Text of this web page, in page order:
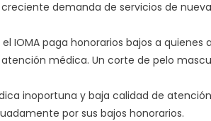
demanda de servicios de
IOMA paga honorarios bajos a
médica. Un corte de pelo
inoportuna y baja calidad de
por sus bajos honorarios.